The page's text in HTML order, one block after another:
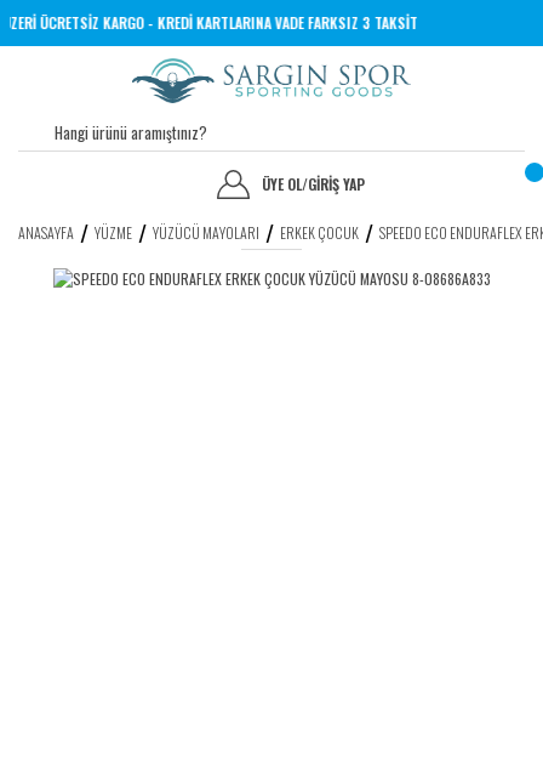
ÜZERİ ÜCRETSİZ KARGO - KREDİ KARTLARINA VADE FARKSIZ 3 TAKSİT
ÜYE OL/GİRİŞ YAP
ANASAYFA YÜZME YÜZÜCÜ MAYOLARI ERKEK ÇOCUK SPEEDO ECO ENDURAFLEX